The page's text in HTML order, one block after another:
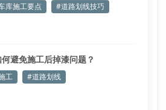
库施工要点 #道路划线技巧
避免施工后掉漆问题？
工 #道路划线